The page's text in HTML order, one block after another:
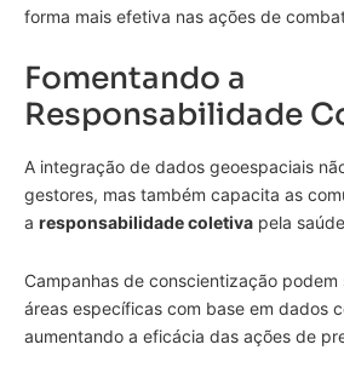
forma mais efetiva nas ações de
Fomentando a
Responsabilidade
A integração de dados geoespaciais
gestores, mas também capacita as
a responsabilidade coletiva pela
Campanhas de conscientização podem
áreas específicas com base em dados
aumentando a eficácia das ações de